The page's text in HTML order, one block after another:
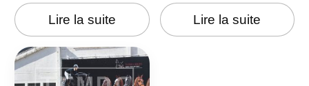
Lire la suite Lire la suite